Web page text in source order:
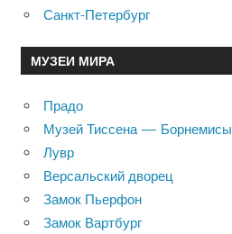
Санкт-Петербург
МУЗЕИ МИРА
Прадо
Музей Тиссена — Борнемисы
Лувр
Версальский дворец
Замок Пьерфон
Замок Вартбург